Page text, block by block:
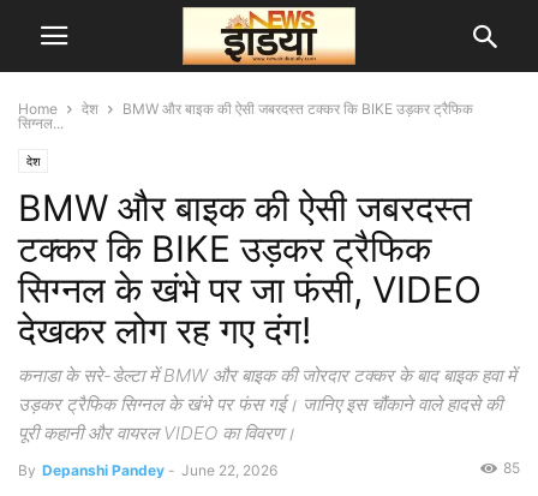
Home देश
BMW और बाइक की ऐसी जबरदस्त टक्कर कि BIKE उड़कर ट्रैफिक
सिग्नल...
देश
BMW और बाइक की ऐसी जबरदस्त
टक्कर कि BIKE उड़कर ट्रैफिक
सिग्नल के खंभे पर जा फंसी, VIDEO
देखकर लोग रह गए दंग!
कनाडा के सरे-डेल्टा में BMW और बाइक की जोरदार टक्कर के बाद बाइक हवा में
उड़कर ट्रैफिक सिग्नल के खंभे पर फंस गई। जानिए इस चौंकाने वाले हादसे की
पूरी कहानी और वायरल VIDEO का विवरण।
By Depanshi Pandey - June 22, 2026 85